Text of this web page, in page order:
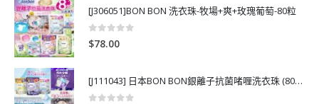
[J306051]BON BON 洗衣珠-牧場+爽+玫瑰葡萄-80粒
0out of 5
$78.00
[J111043] 日本BON BON銀離子抗菌啫喱洗衣珠 (80粒)